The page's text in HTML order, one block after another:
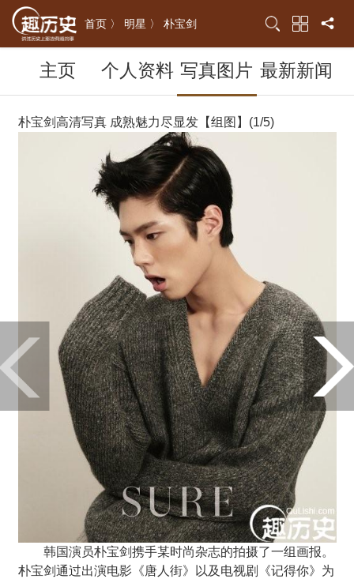
首页 〉 明星 〉 朴宝剑
主页 个人资料 写真图片 最新新闻
朴宝剑高清写真 成熟魅力尽显发【组图】(1/5)
韩国演员朴宝剑携手某时尚杂志的拍摄了一组画报。
朴宝剑通过出演电影《唐人街》以及电视剧《记得你》为